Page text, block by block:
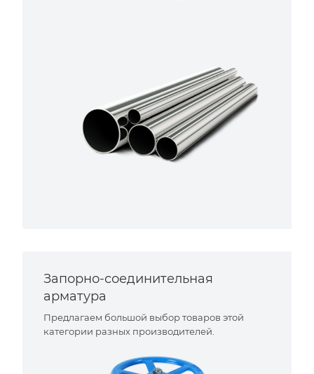
Запорно-соединительная
арматура
Предлагаем большой выбор товаров этой
категории разных производителей.